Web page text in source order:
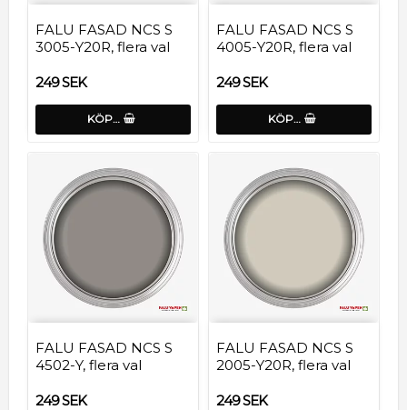
FALU FASAD NCS S
3005-Y20R, flera val
249 SEK
KÖP…
FALU FASAD NCS S
4005-Y20R, flera val
249 SEK
KÖP…
FALU FASAD NCS S
4502-Y, flera val
249 SEK
FALU FASAD NCS S
2005-Y20R, flera val
249 SEK